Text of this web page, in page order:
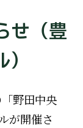
せ（豊
野田中央
が開催さ